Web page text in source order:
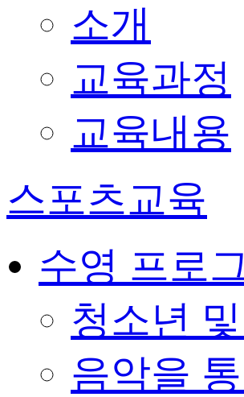
소개
교육과정
교육내용
스포츠교육
수영 프로
청소년
음악을